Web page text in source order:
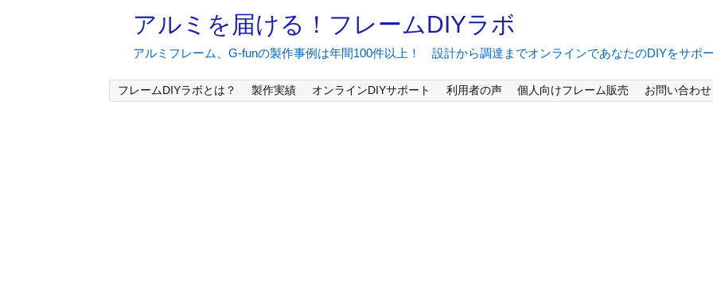
アルミを届ける！フレームDIYラボ
アルミフレーム、G-funの製作事例は年間100件以上！ 設計から調達までオンラインであなたのDIYをサポ
フレームDIYラボとは？ 製作実績 オンラインDIYサポート 利用者の声 個人向けフレーム販売 お問い合わせ